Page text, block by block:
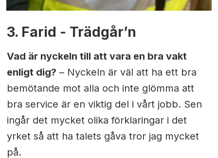
3. Farid - Trädgår’n
Vad är nyckeln till att vara en bra vakt
enligt dig? – Nyckeln är väl att ha ett bra
bemötande mot alla och inte glömma att
bra service är en viktig del i vårt jobb. Sen
ingår det mycket olika förklaringar i det
yrket så att ha talets gåva tror jag mycket
på.